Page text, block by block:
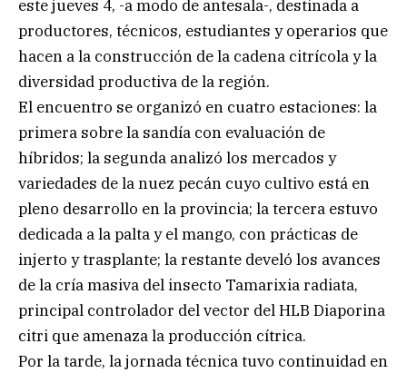
este jueves 4, -a modo de antesala-, destinada a
productores, técnicos, estudiantes y operarios que
hacen a la construcción de la cadena citrícola y la
diversidad productiva de la región.
El encuentro se organizó en cuatro estaciones: la
primera sobre la sandía con evaluación de
híbridos; la segunda analizó los mercados y
variedades de la nuez pecán cuyo cultivo está en
pleno desarrollo en la provincia; la tercera estuvo
dedicada a la palta y el mango, con prácticas de
injerto y trasplante; la restante develó los avances
de la cría masiva del insecto Tamarixia radiata,
principal controlador del vector del HLB Diaporina
citri que amenaza la producción cítrica.
Por la tarde, la jornada técnica tuvo continuidad en